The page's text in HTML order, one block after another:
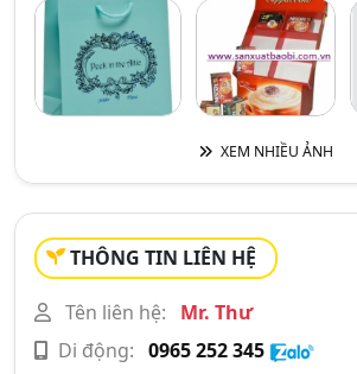
XEM NHIỀU ẢNH
THÔNG TIN LIÊN HỆ
Tên liên hệ:
Mr. Thư
Di động: 0965 252 345